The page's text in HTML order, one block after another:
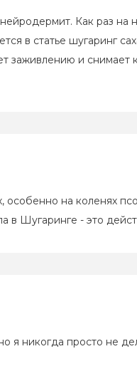
Как раз на
в статье шугаринг
и снимает
особенно на коленях
Шугаринге - это
я никогда просто не